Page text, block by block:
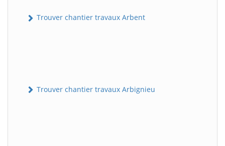
Trouver chantier travaux Arbent
Trouver chantier travaux Arbignieu